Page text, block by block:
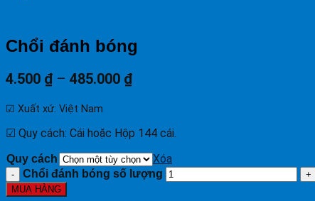
Chổi đánh bóng
4.500 ₫ – 485.000 ₫
☑ Xuất xứ: Việt Nam
☑ Quy cách: Cái hoặc Hộp 144 cái.
Quy cách Xóa
Chổi đánh bóng số lượng
MUA HÀNG